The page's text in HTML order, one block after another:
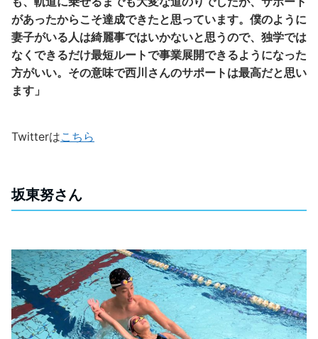
があったからこそ達成できたと思っています。僕のように
妻子がいる人は綺麗事ではいかないと思うので、独学では
なくできるだけ最短ルートで事業展開できるようになった
方がいい。その意味で西川さんのサポートは最高だと思い
ます」
Twitterはこちら
坂東努さん